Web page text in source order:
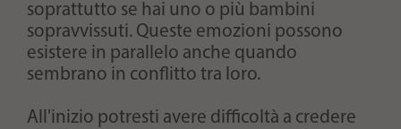
soprattutto se hai uno o più bambini
sopravvissuti. Queste emozioni possono
esistere in parallelo anche quando
sembrano in conflitto tra loro.
All'inizio potresti avere difficoltà a credere